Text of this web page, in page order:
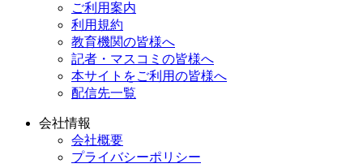
ご利用案内
利用規約
教育機関の皆様へ
記者・マスコミの皆様へ
本サイトをご利用の皆様へ
配信先一覧
会社情報
会社概要
プライバシーポリシー